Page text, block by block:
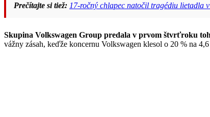
Prečítajte si tiež: 17-ročný chlapec natočil tragédiu lietadla
Skupina Volkswagen Group predala v prvom štvrťroku
vážny zásah, keďže koncernu Volkswagen klesol o 20 % na